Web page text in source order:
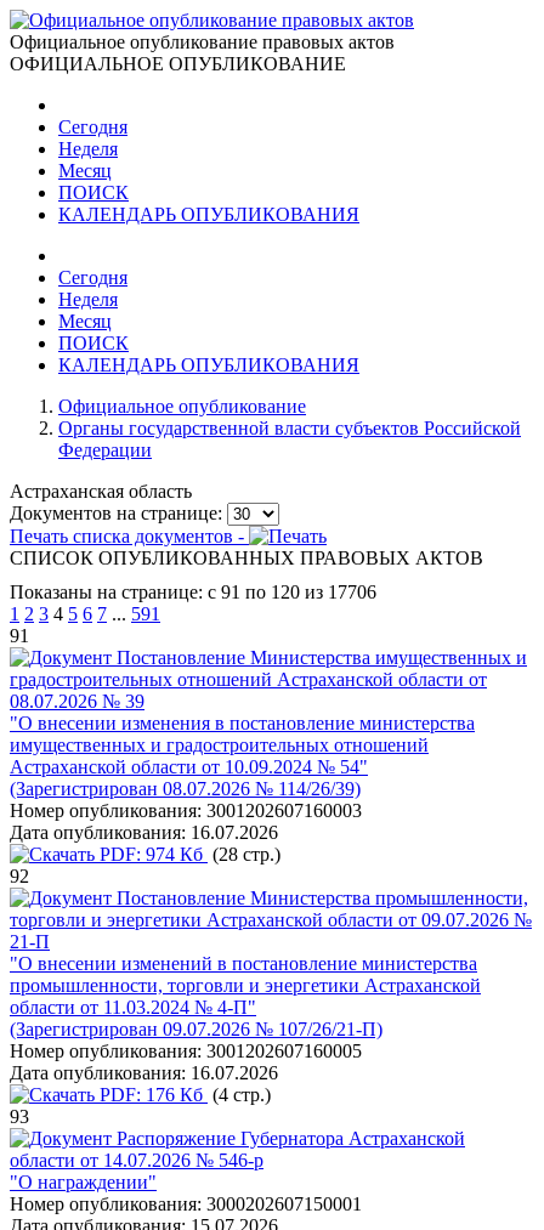
Официальное опубликование правовых актов
ОФИЦИАЛЬНОЕ ОПУБЛИКОВАНИЕ
Сегодня
Неделя
Месяц
ПОИСК
КАЛЕНДАРЬ ОПУБЛИКОВАНИЯ
Сегодня
Неделя
Месяц
ПОИСК
КАЛЕНДАРЬ ОПУБЛИКОВАНИЯ
Официальное опубликование
Органы государственной власти субъектов Российской
Федерации
Астраханская область
Документов на странице:
Печать списка документов -
СПИСОК ОПУБЛИКОВАННЫХ ПРАВОВЫХ АКТОВ
Показаны на странице: с 91 по 120 из 17706
1 2 3 4 5 6 7 ... 591
91
Постановление Министерства имущественных и
градостроительных отношений Астраханской области от
08.07.2026 № 39
"О внесении изменения в постановление министерства
имущественных и градостроительных отношений
Астраханской области от 10.09.2024 № 54"
(Зарегистрирован 08.07.2026 № 114/26/39)
Номер опубликования: 3001202607160003
Дата опубликования: 16.07.2026
PDF: 974 Кб (28 стр.)
92
Постановление Министерства промышленности,
торговли и энергетики Астраханской области от 09.07.2026 №
21-П
"О внесении изменений в постановление министерства
промышленности, торговли и энергетики Астраханской
области от 11.03.2024 № 4-П"
(Зарегистрирован 09.07.2026 № 107/26/21-П)
Номер опубликования: 3001202607160005
Дата опубликования: 16.07.2026
PDF: 176 Кб (4 стр.)
93
Распоряжение Губернатора Астраханской
области от 14.07.2026 № 546-р
"О награждении"
Номер опубликования: 3000202607150001
Дата опубликования: 15.07.2026